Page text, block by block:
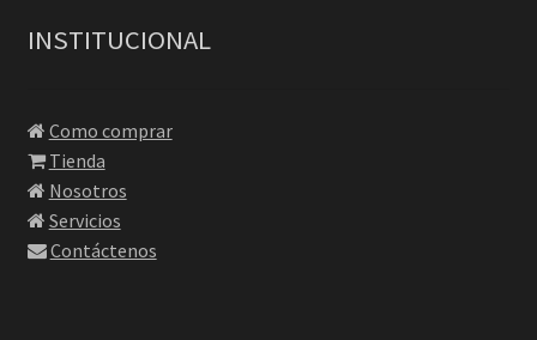
INSTITUCIONAL
Como comprar
Tienda
Nosotros
Servicios
Contáctenos